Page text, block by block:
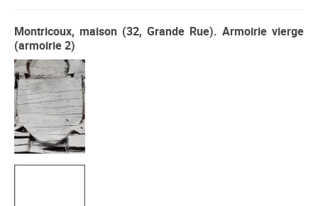
Montricoux, maison (32, Grande Rue). Armoirie vierge
(armoirie 2)